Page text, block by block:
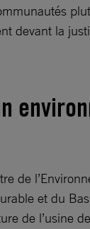
devant la
de
et du
de l’usine